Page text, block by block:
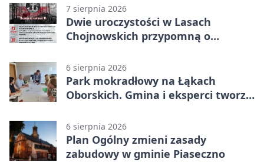
7 sierpnia 2026
Dwie uroczystości w Lasach
Chojnowskich przypomną o
6 sierpnia 2026
Park mokradłowy na Łąkach
Oborskich. Gmina i eksperci tworzą
6 sierpnia 2026
Plan Ogólny zmieni zasady
zabudowy w gminie Piaseczno